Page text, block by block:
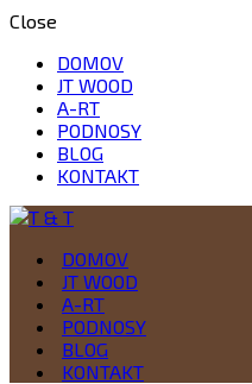
Close
DOMOV
JT WOOD
A-RT
PODNOSY
BLOG
KONTAKT
T & T
Drevo je naša vášeň
DOMOV
JT WOOD
A-RT
PODNOSY
BLOG
KONTAKT